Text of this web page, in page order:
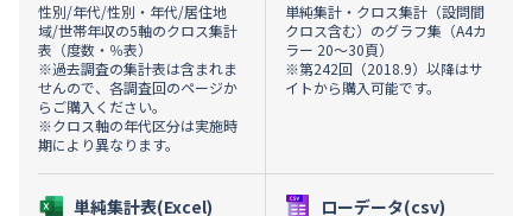
性別/年代/性別・年代/居住地
域/世帯年収の5軸のクロス集計
表（度数・％表）
※過去調査の集計表は含まれま
せんので、各調査回のページか
らご購入ください。
※クロス軸の年代区分は実施時
期により異なります。
単純集計表(Excel)
単純集計・クロス集計（設問間
クロス含む）のグラフ集（A4カ
ラー 20～30頁）
※第242回（2018.9）以降はサ
イトから購入可能です。
ローデータ(csv)